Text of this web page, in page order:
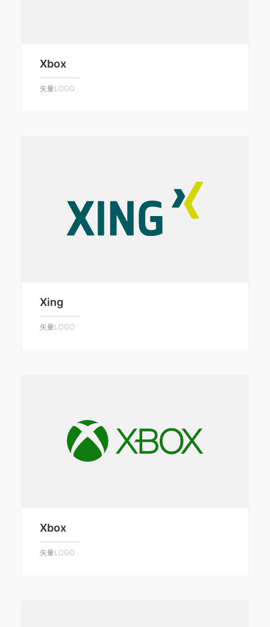
Xbox
矢量LOGO
Xing
矢量LOGO
Xbox
矢量LOGO